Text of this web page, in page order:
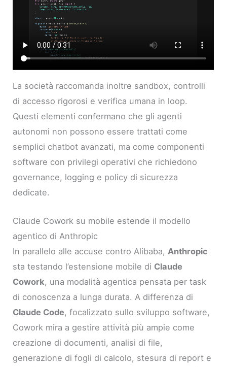
La società raccomanda inoltre sandbox, controlli
di accesso rigorosi e verifica umana in loop.
Questi elementi confermano che gli agenti
autonomi non possono essere trattati come
semplici chatbot avanzati, ma come componenti
software con privilegi operativi che richiedono
governance, logging e policy di sicurezza
dedicate.
Claude Cowork su mobile estende il modello
agentico di Anthropic
In parallelo alle accuse contro Alibaba, Anthropic
sta testando l’estensione mobile di Claude
Cowork, una modalità agentica pensata per task
di conoscenza a lunga durata. A differenza di
Claude Code, focalizzato sullo sviluppo software,
Cowork mira a gestire attività più ampie come
creazione di documenti, analisi di file,
generazione di fogli di calcolo, stesura di report e